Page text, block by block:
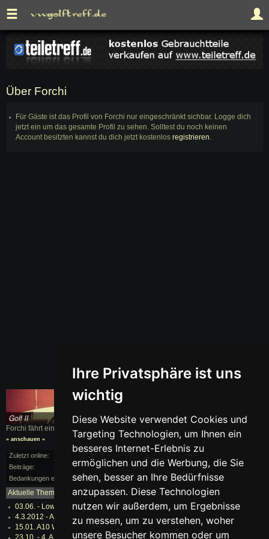
Ihre Privatsphäre ist uns
wichtig
Diese Website verwendet Cookies und
Targeting Technologien, um Ihnen ein
besseres Internet-Erlebnis zu
ermöglichen und die Werbung, die Sie
sehen, besser an Ihre Bedürfnisse
anzupassen. Diese Technologien
nutzen wir außerdem, um Ergebnisse
zu messen, um zu verstehen, woher
unsere Besucher kommen oder um
Über Forchi
Für Gäste ist das Profil von Forchi nur eingeschränkt sichbar. Logge dich
jetzt ein um das gesamte Profil zu sehen. Solltest du noch keinen
Account besitzten kannst du dich jetzt kostenlos registrieren.
Forchi fährt einen Golf II , BJ. 1991
» anschauen «
Zuletzt online:
Beiträge:
Bedankungen erhalten:
Aktuelle Themen:
03.06. - LowDubScene lädt ein.... (A10 Center Wild
4.3.2012 - A10 Wildau bei Berlin Winterschlampen T
15.01. A10 Wildau bei Berlin Winterschlampen Treff